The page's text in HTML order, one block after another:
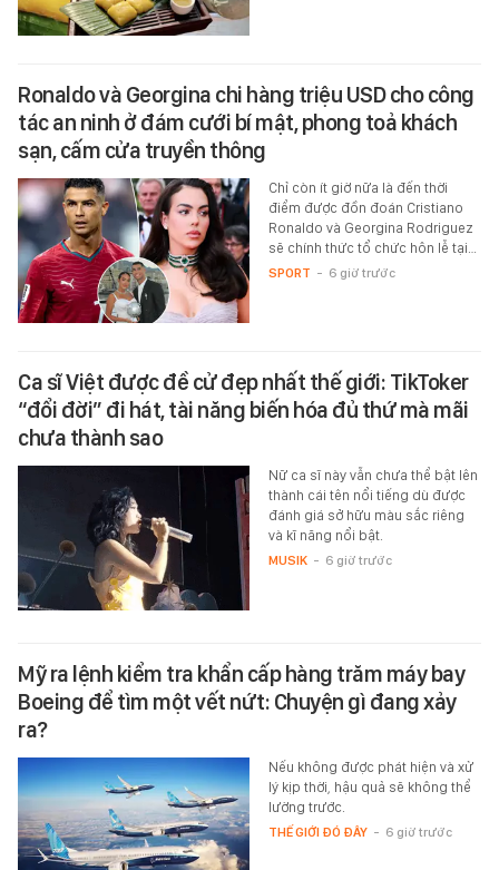
Ronaldo và Georgina chi hàng triệu USD cho công
tác an ninh ở đám cưới bí mật, phong toả khách
sạn, cấm cửa truyền thông
Chỉ còn ít giờ nữa là đến thời
điểm được đồn đoán Cristiano
Ronaldo và Georgina Rodriguez
sẽ chính thức tổ chức hôn lễ tại…
SPORT - 6 giờ trước
Ca sĩ Việt được đề cử đẹp nhất thế giới: TikToker
“đổi đời” đi hát, tài năng biến hóa đủ thứ mà mãi
chưa thành sao
Nữ ca sĩ này vẫn chưa thể bật lên
thành cái tên nổi tiếng dù được
đánh giá sở hữu màu sắc riêng
và kĩ năng nổi bật.
MUSIK - 6 giờ trước
Mỹ ra lệnh kiểm tra khẩn cấp hàng trăm máy bay
Boeing để tìm một vết nứt: Chuyện gì đang xảy
ra?
Nếu không được phát hiện và xử
lý kịp thời, hậu quả sẽ không thể
lường trước.
THẾ GIỚI ĐÓ ĐÂY - 6 giờ trước